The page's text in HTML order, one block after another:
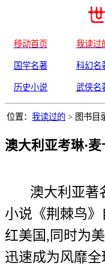
移动首页 我读过
国学名著 科幻名
历史小说 武侠名
位置： 我读过的 > 图书目
澳大利亚考琳·麦
澳大利亚著
小说《荆棘鸟
红美国,同时为
迅速成为风靡